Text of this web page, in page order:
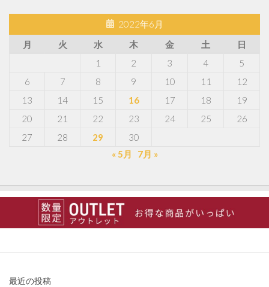
2022年6月
月
火 水 木 金 土
日
1
2 3 4
5
6
7 8 9 10 11
12
13
14 15 16 17 18
19
20
21 22 23 24 25
26
27
28 29
30
« 5月
7月 »
最近の投稿